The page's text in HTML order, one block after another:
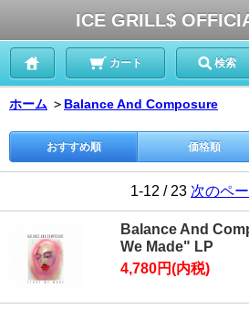
ICE GRILL$
カート 検索
ホーム ＞ Balance And Composure
おすすめ順 価格順
1-12 / 23 次のペ
Balance And
We Made" LP
4,780円(内税)